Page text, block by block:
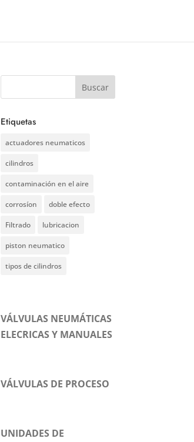
Etiquetas
actuadores neumaticos
cilindros
contaminación en el aire
corrosíon doble efecto
Filtrado lubricacion
piston neumatico
tipos de cilindros
VÁLVULAS NEUMÁTICAS
ELECRICAS Y MANUALES
VÁLVULAS DE PROCESO
UNIDADES DE